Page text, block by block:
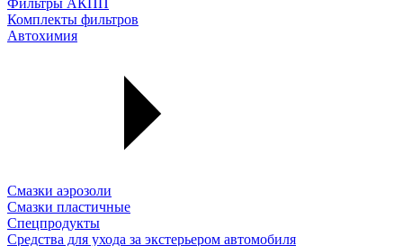
Фильтры АКПП
Комплекты фильтров
Автохимия
Смазки аэрозоли
Смазки пластичные
Спецпродукты
Средства для ухода за экстерьером автомобиля